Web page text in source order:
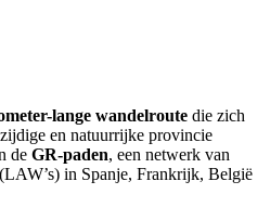
lange wandelroute die zich
en natuurrijke provincie
de GR-paden, een netwerk van
in Spanje, Frankrijk, België